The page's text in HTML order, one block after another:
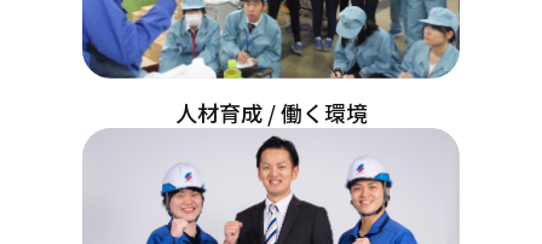
人材育成 / 働く環境